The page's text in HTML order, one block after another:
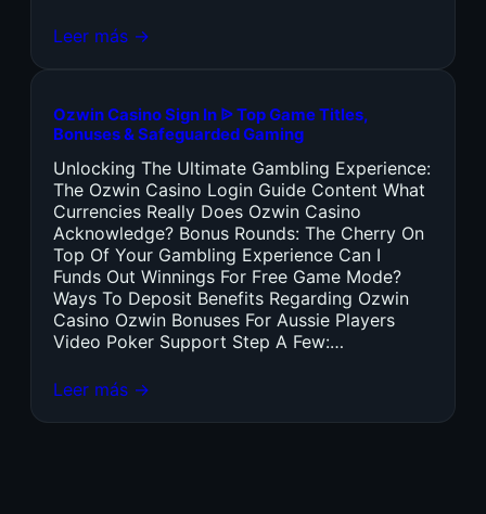
Leer más →
Ozwin Casino Sign In ᐉ Top Game Titles,
Bonuses & Safeguarded Gaming
Unlocking The Ultimate Gambling Experience:
The Ozwin Casino Login Guide Content What
Currencies Really Does Ozwin Casino
Acknowledge? Bonus Rounds: The Cherry On
Top Of Your Gambling Experience Can I
Funds Out Winnings For Free Game Mode?
Ways To Deposit Benefits Regarding Ozwin
Casino Ozwin Bonuses For Aussie Players
Video Poker Support Step A Few:…
Leer más →